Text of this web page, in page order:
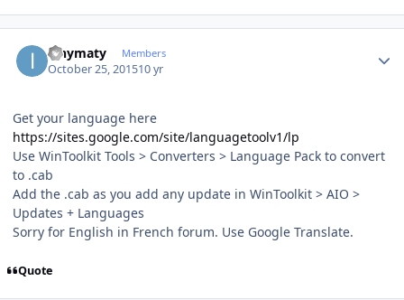
ianymaty Members
October 25, 201510 yr
Get your language here
https://sites.google.com/site/languagetoolv1/lp
Use WinToolkit Tools > Converters > Language Pack to convert
to .cab
Add the .cab as you add any update in WinToolkit > AIO >
Updates + Languages
Sorry for English in French forum. Use Google Translate.
Quote